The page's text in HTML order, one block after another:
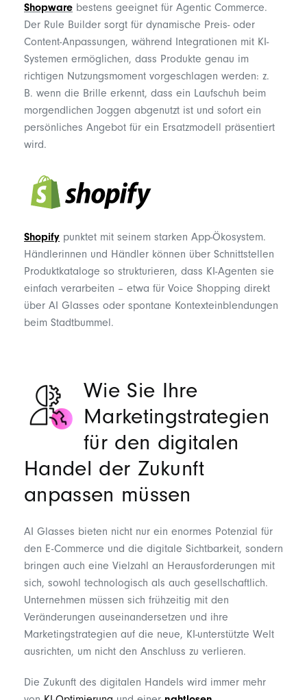
Shopware bestens geeignet für Agentic Commerce.
Der Rule Builder sorgt für dynamische Preis- oder
Content-Anpassungen, während Integrationen mit KI-
Systemen ermöglichen, dass Produkte genau im
richtigen Nutzungsmoment vorgeschlagen werden: z.
B. wenn die Brille erkennt, dass ein Laufschuh beim
morgendlichen Joggen abgenutzt ist und sofort ein
persönliches Angebot für ein Ersatzmodell präsentiert
wird.
Shopify punktet mit seinem starken App-Ökosystem.
Händlerinnen und Händler können über Schnittstellen
Produktkataloge so strukturieren, dass KI-Agenten sie
einfach verarbeiten – etwa für Voice Shopping direkt
über AI Glasses oder spontane Kontexteinblendungen
beim Stadtbummel.
Wie Sie Ihre
Marketingstrategien
für den digitalen
Handel der Zukunft
anpassen müssen
AI Glasses bieten nicht nur ein enormes Potenzial für
den E-Commerce und die digitale Sichtbarkeit, sondern
bringen auch eine Vielzahl an Herausforderungen mit
sich, sowohl technologisch als auch gesellschaftlich.
Unternehmen müssen sich frühzeitig mit den
Veränderungen auseinandersetzen und ihre
Marketingstrategien auf die neue, KI-unterstützte Welt
ausrichten, um nicht den Anschluss zu verlieren.
Die Zukunft des digitalen Handels wird immer mehr